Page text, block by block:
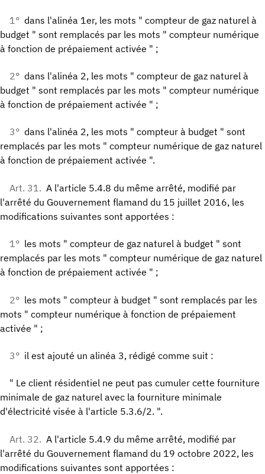
1° dans l'alinéa 1er, les mots " compteur de gaz naturel à
budget " sont remplacés par les mots " compteur numérique
à fonction de prépaiement activée " ;
2° dans l'alinéa 2, les mots " compteur de gaz naturel à
budget " sont remplacés par les mots " compteur numérique
à fonction de prépaiement activée " ;
3° dans l'alinéa 2, les mots " compteur à budget " sont
remplacés par les mots " compteur numérique de gaz naturel
à fonction de prépaiement activée ".
Art. 31. A l'article 5.4.8 du même arrêté, modifié par
l'arrêté du Gouvernement flamand du 15 juillet 2016, les
modifications suivantes sont apportées :
1° les mots " compteur de gaz naturel à budget " sont
remplacés par les mots " compteur numérique de gaz naturel
à fonction de prépaiement activée " ;
2° les mots " compteur à budget " sont remplacés par les
mots " compteur numérique à fonction de prépaiement
activée " ;
3° il est ajouté un alinéa 3, rédigé comme suit :
" Le client résidentiel ne peut pas cumuler cette fourniture
minimale de gaz naturel avec la fourniture minimale
d'électricité visée à l'article 5.3.6/2. ".
Art. 32. A l'article 5.4.9 du même arrêté, modifié par
l'arrêté du Gouvernement flamand du 19 octobre 2022, les
modifications suivantes sont apportées :